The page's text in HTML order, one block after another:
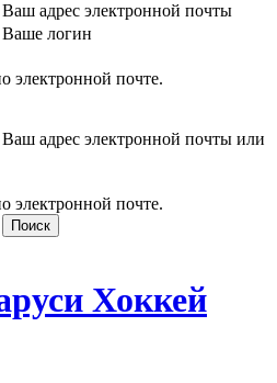
Ваш адрес электронной почты
Ваше логин
электронной почте.
Ваш адрес электронной почты или
электронной почте.
Хоккей